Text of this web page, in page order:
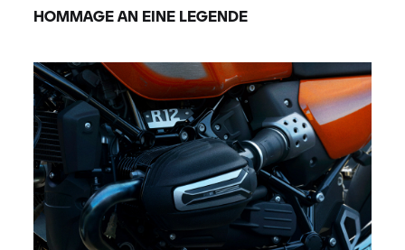
HOMMAGE AN EINE LEGENDE